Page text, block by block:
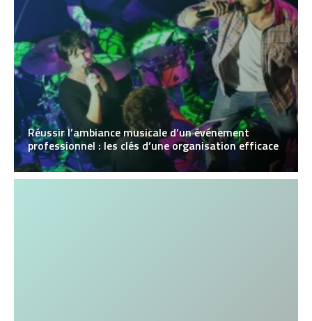
Réussir l’ambiance musicale d’un événement
professionnel : les clés d’une organisation efficace